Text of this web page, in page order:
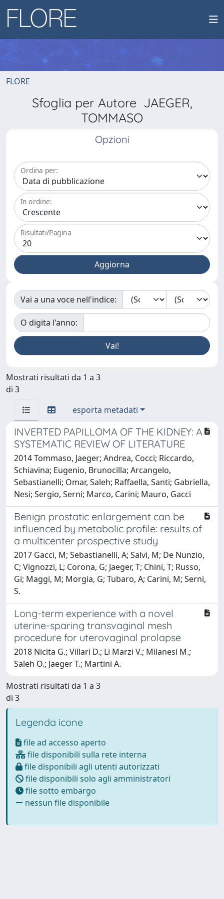
FLORE
Sfoglia per Autore JAEGER,
TOMMASO
Opzioni
Ordina per:
In ordine:
Risultati/Pagina
Vai a una voce nell'indice:
O digita l'anno:
Mostrati risultati da 1 a 3
di 3
esporta metadati
INVERTED PAPILLOMA OF THE KIDNEY: A
SYSTEMATIC REVIEW OF LITERATURE
2014 Tommaso, Jaeger; Andrea, Cocci; Riccardo,
Schiavina; Eugenio, Brunocilla; Arcangelo,
Sebastianelli; Omar, Saleh; Raffaella, Santi; Gabriella,
Nesi; Sergio, Serni; Marco, Carini; Mauro, Gacci
Benign prostatic enlargement can be
influenced by metabolic profile: results of
a multicenter prospective study
2017 Gacci, M; Sebastianelli, A; Salvi, M; De Nunzio,
C; Vignozzi, L; Corona, G; Jaeger, T; Chini, T; Russo,
Gi; Maggi, M; Morgia, G; Tubaro, A; Carini, M; Serni,
S.
Long-term experience with a novel
uterine-sparing transvaginal mesh
procedure for uterovaginal prolapse
2018 Nicita G.; Villari D.; Li Marzi V.; Milanesi M.;
Saleh O.; Jaeger T.; Martini A.
Mostrati risultati da 1 a 3
di 3
Legenda icone
file ad accesso aperto
file disponibili sulla rete interna
file disponibili agli utenti autorizzati
file disponibili solo agli amministratori
file sotto embargo
nessun file disponibile